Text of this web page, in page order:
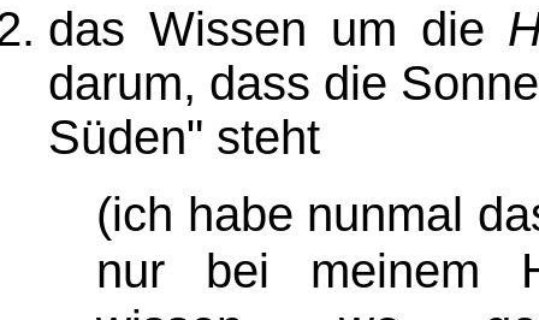
das Wissen um die
darum, dass die
Süden" steht
(ich habe nunmal
nur bei meinem